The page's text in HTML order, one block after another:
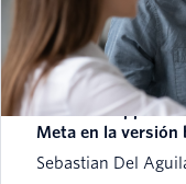
Twilio anuncia su
de WhatsApp
Meta en la versión
Sebastian Del